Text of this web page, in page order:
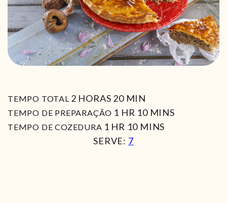
TEMPO TOTAL 2HORAS
HORAS 20MIN
MIN
TEMPO DE PREPARAÇÃO 1 HORA
HR 10MIN
MINS
TEMPO DE COZEDURA 1 HORA
HR 10MIN
MINS
SERVE: 7